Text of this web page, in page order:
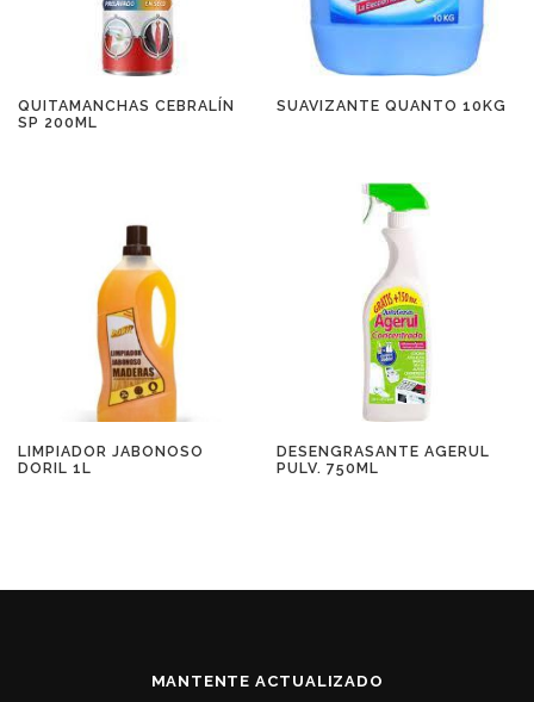
QUITAMANCHAS CEBRALÍN
SP 200ML
SUAVIZANTE QUANTO 10KG
LIMPIADOR JABONOSO
DORIL 1L
DESENGRASANTE AGERUL
PULV. 750ML
MANTENTE ACTUALIZADO